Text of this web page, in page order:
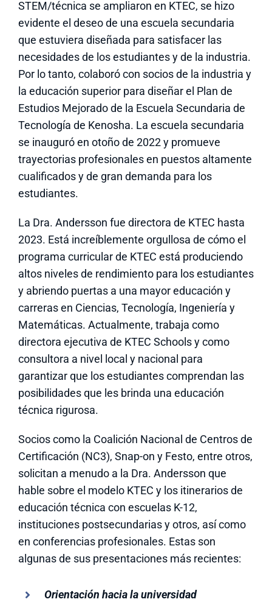
STEM/técnica se ampliaron en KTEC, se hizo
evidente el deseo de una escuela secundaria
que estuviera diseñada para satisfacer las
necesidades de los estudiantes y de la industria.
Por lo tanto, colaboró con socios de la industria y
la educación superior para diseñar el Plan de
Estudios Mejorado de la Escuela Secundaria de
Tecnología de Kenosha. La escuela secundaria
se inauguró en otoño de 2022 y promueve
trayectorias profesionales en puestos altamente
cualificados y de gran demanda para los
estudiantes.
La Dra. Andersson fue directora de KTEC hasta
2023. Está increíblemente orgullosa de cómo el
programa curricular de KTEC está produciendo
altos niveles de rendimiento para los estudiantes
y abriendo puertas a una mayor educación y
carreras en Ciencias, Tecnología, Ingeniería y
Matemáticas. Actualmente, trabaja como
directora ejecutiva de KTEC Schools y como
consultora a nivel local y nacional para
garantizar que los estudiantes comprendan las
posibilidades que les brinda una educación
técnica rigurosa.
Socios como la Coalición Nacional de Centros de
Certificación (NC3), Snap-on y Festo, entre otros,
solicitan a menudo a la Dra. Andersson que
hable sobre el modelo KTEC y los itinerarios de
educación técnica con escuelas K-12,
instituciones postsecundarias y otros, así como
en conferencias profesionales. Estas son
algunas de sus presentaciones más recientes:
Orientación hacia la universidad